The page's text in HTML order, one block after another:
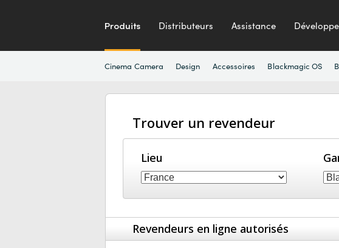
Produits Distributeurs Assistance
Cinema Camera Design Accessoires Blackmagic OS
Trouver un revendeur
Lieu
Revendeurs en ligne autorisés